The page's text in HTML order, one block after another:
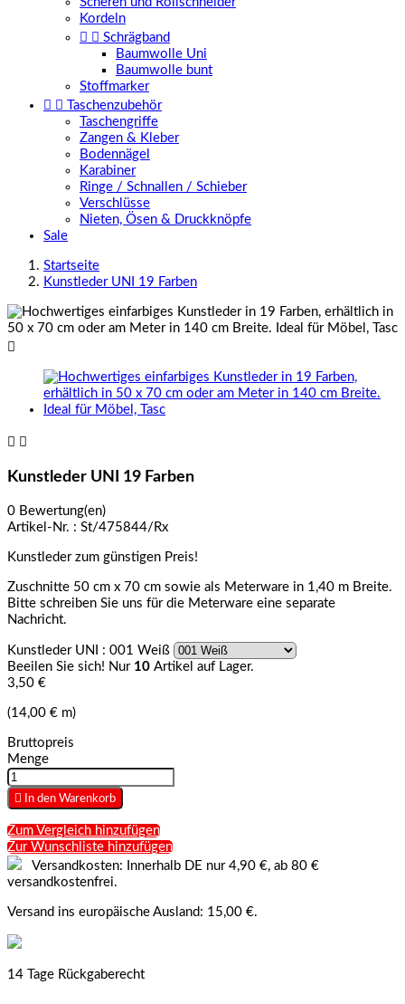
Kordeln
  Schrägband
Baumwolle Uni
Baumwolle bunt
Stoffmarker
 
Taschenzubehör
Taschengriffe
Zangen & Kleber
Bodennägel
Karabiner
Ringe / Schnallen / Schieber
Verschlüsse
Nieten, Ösen & Druckknöpfe
Sale
Startseite
Kunstleder UNI 19 Farben

 
Kunstleder UNI 19 Farben
0 Bewertung(en)
Artikel-Nr. : St/475844/Rx
Kunstleder zum günstigen Preis!
Zuschnitte 50 cm x 70 cm sowie als Meterware in 1,40 m Breite.
Bitte schreiben Sie uns für die Meterware eine separate
Nachricht.
Kunstleder UNI : 001 Weiß
Beeilen Sie sich! Nur 10 Artikel auf Lager.
3,50 €
(14,00 € m)
Bruttopreis
Menge
 In den Warenkorb
Zum Vergleich hinzufügen
Zur Wunschliste hinzufügen
Versandkosten: Innerhalb DE nur 4,90 €, ab 80 €
versandkostenfrei.
Versand ins europäische Ausland: 15,00 €.
14 Tage Rückgaberecht